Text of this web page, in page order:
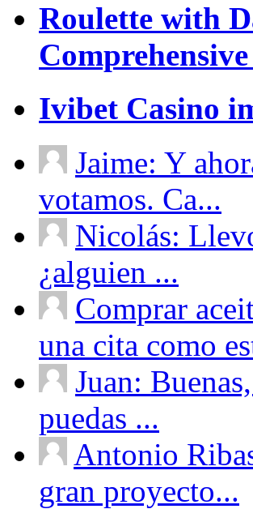
Roulette with
Ivibet Casino
Jaime: Y
votamos. Ca...
Nicolás:
¿alguien ...
Comprar
una cita como
Juan:
puedas ...
Antonio
gran proyecto...